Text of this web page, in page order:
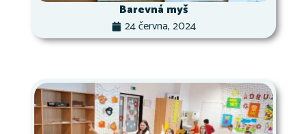
Barevná myš
24 června, 2024